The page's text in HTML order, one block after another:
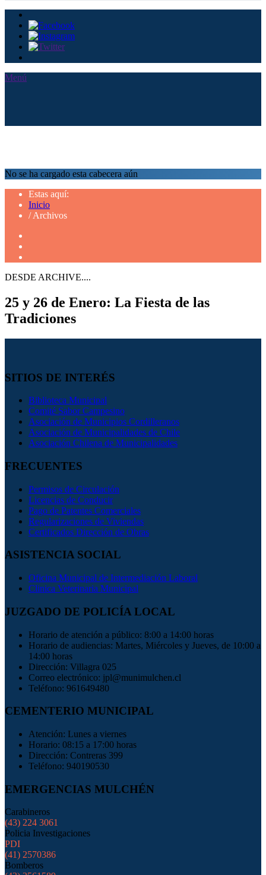
Menú
No se ha cargado esta cabecera aún
Estas aquí:
Inicio
/Archivos
DESDE ARCHIVE....
25 y 26 de Enero: La Fiesta de las
Tradiciones
SITIOS DE INTERÉS
Biblioteca Municipal
Comité Sabor Campesino
Asociación de Municipios Cordilleranos
Asociación de Municipalidades de Chile
Asociación Chilena de Municipalidades
FRECUENTES
Permisos de Circulación
Licencias de Conducir
Pago de Patentes Comerciales
Regularizaciones de Viviendas
Certificados Dirección de Obras
ASISTENCIA SOCIAL
Oficina Municipal de Intermediación Laboral
Clinica Veterinaria Municipal
JUZGADO DE POLICÍA LOCAL
Horario de atención a público: 8:00 a 14:00 horas
Horario de audiencias: Martes, Miércoles y Jueves, de 10:00 a
14:00 horas
Dirección: Villagra 025
Correo electrónico: jpl@munimulchen.cl
Teléfono: 961649480
CEMENTERIO MUNICIPAL
Atención: Lunes a viernes
Horario: 08:15 a 17:00 horas
Dirección: Contreras 399
Teléfono: 940190530
EMERGENCIAS MULCHÉN
Carabineros
(43) 224 3061
Policia Investigaciones
PDI
(41) 2570386
Bomberos